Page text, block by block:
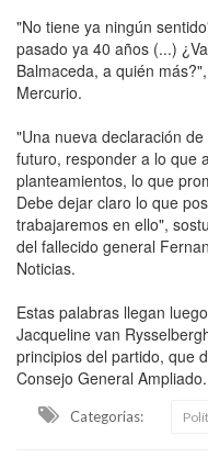
"No tiene ya ningún
pasado ya 40 años (...)
Balmaceda, a quién
Mercurio.
"Una nueva declaración
futuro, responder a lo que
planteamientos, lo que
Debe dejar claro lo que
trabajaremos en ello",
del fallecido general
Noticias.
Estas palabras llegan
Jacqueline van
principios del partido, que
Consejo General Ampliado.
Categorias: